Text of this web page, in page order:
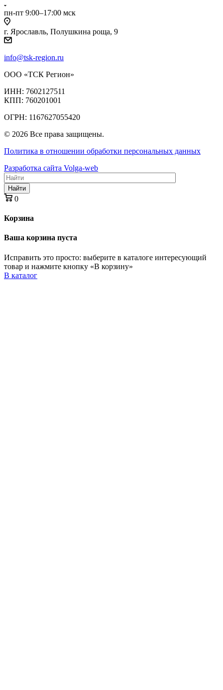
пн-пт 9:00–17:00 мск
г. Ярославль, Полушкина роща, 9
info@tsk-region.ru
ООО «ТСК Регион»
ИНН: 7602127511
КПП: 760201001
ОГРН: 1167627055420
© 2026 Все права защищены.
Политика в отношении обработки персональных данных
Разработка сайта Volga-web
Найти
0
Корзина
Ваша корзина пуста
Исправить это просто: выберите в каталоге интересующий
товар и нажмите кнопку «В корзину»
В каталог